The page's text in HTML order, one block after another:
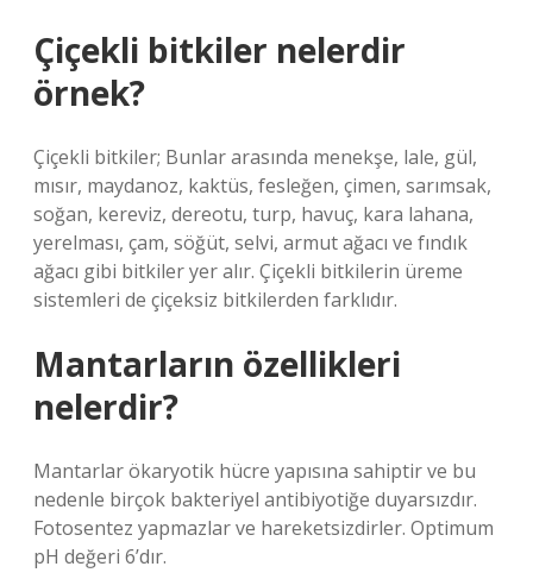
Çiçekli bitkiler nelerdir
örnek?
Çiçekli bitkiler; Bunlar arasında menekşe, lale, gül,
mısır, maydanoz, kaktüs, fesleğen, çimen, sarımsak,
soğan, kereviz, dereotu, turp, havuç, kara lahana,
yerelması, çam, söğüt, selvi, armut ağacı ve fındık
ağacı gibi bitkiler yer alır. Çiçekli bitkilerin üreme
sistemleri de çiçeksiz bitkilerden farklıdır.
Mantarların özellikleri
nelerdir?
Mantarlar ökaryotik hücre yapısına sahiptir ve bu
nedenle birçok bakteriyel antibiyotiğe duyarsızdır.
Fotosentez yapmazlar ve hareketsizdirler. Optimum
pH değeri 6’dır.